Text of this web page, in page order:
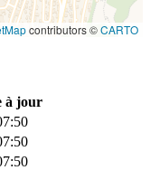
contributors ©CARTO
à jour